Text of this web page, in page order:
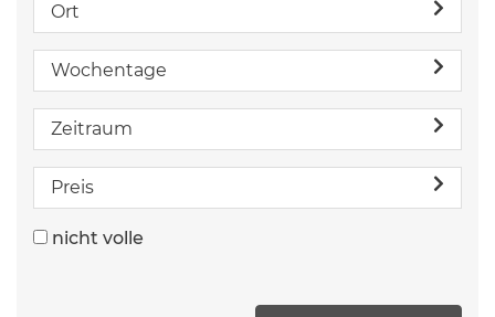
Ort
Wochentage
Zeitraum
Preis
nicht volle